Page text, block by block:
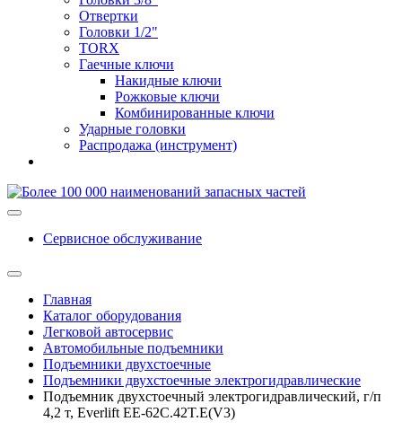
Отвертки
Головки 1/2"
TORX
Гаечные ключи
Накидные ключи
Рожковые ключи
Комбинированные ключи
Ударные головки
Распродажа (инструмент)
Сервисное обслуживание
Главная
Каталог оборудования
Легковой автосервис
Автомобильные подъемники
Подъемники двухстоечные
Подъемники двухстоечные электрогидравлические
Подъемник двухстоечный электрогидравлический, г/п
4,2 т, Everlift EE-62C.42T.E(V3)